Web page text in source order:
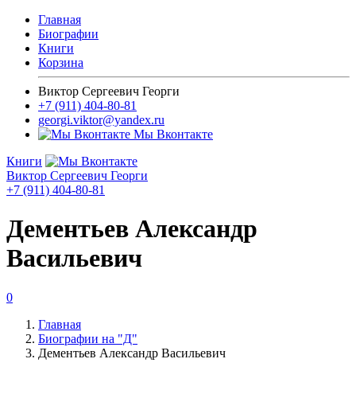
Главная
Биографии
Книги
Корзина
Виктор Сергеевич Георги
+7 (911) 404-80-81
georgi.viktor@yandex.ru
Мы Вконтакте
Книги
Виктор Сергеевич Георги
+7 (911) 404-80-81
Дементьев Александр
Васильевич
0
Главная
Биографии на "Д"
Дементьев Александр Васильевич